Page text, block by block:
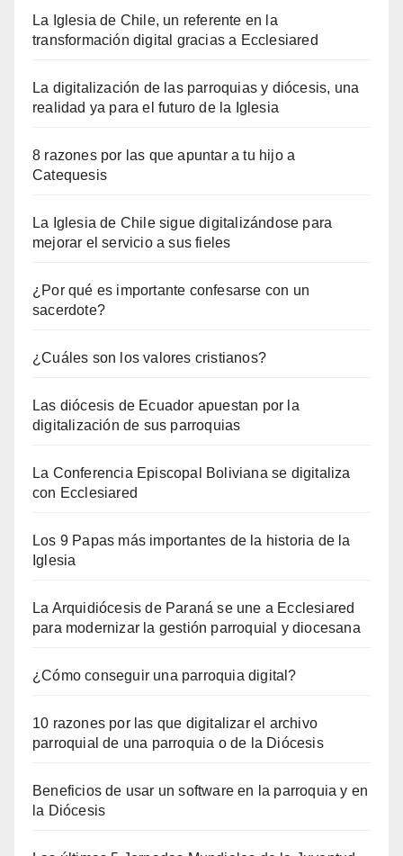
La Iglesia de Chile, un referente en la
transformación digital gracias a Ecclesiared
La digitalización de las parroquias y diócesis, una
realidad ya para el futuro de la Iglesia
8 razones por las que apuntar a tu hijo a
Catequesis
La Iglesia de Chile sigue digitalizándose para
mejorar el servicio a sus fieles
¿Por qué es importante confesarse con un
sacerdote?
¿Cuáles son los valores cristianos?
Las diócesis de Ecuador apuestan por la
digitalización de sus parroquias
La Conferencia Episcopal Boliviana se digitaliza
con Ecclesiared
Los 9 Papas más importantes de la historia de la
Iglesia
La Arquidiócesis de Paraná se une a Ecclesiared
para modernizar la gestión parroquial y diocesana
¿Cómo conseguir una parroquia digital?
10 razones por las que digitalizar el archivo
parroquial de una parroquia o de la Diócesis
Beneficios de usar un software en la parroquia y en
la Diócesis